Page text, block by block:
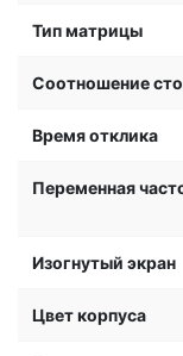
Тип матрицы
Соотношение
Время отклика
Переменная
Изогнутый экран
Цвет корпуса